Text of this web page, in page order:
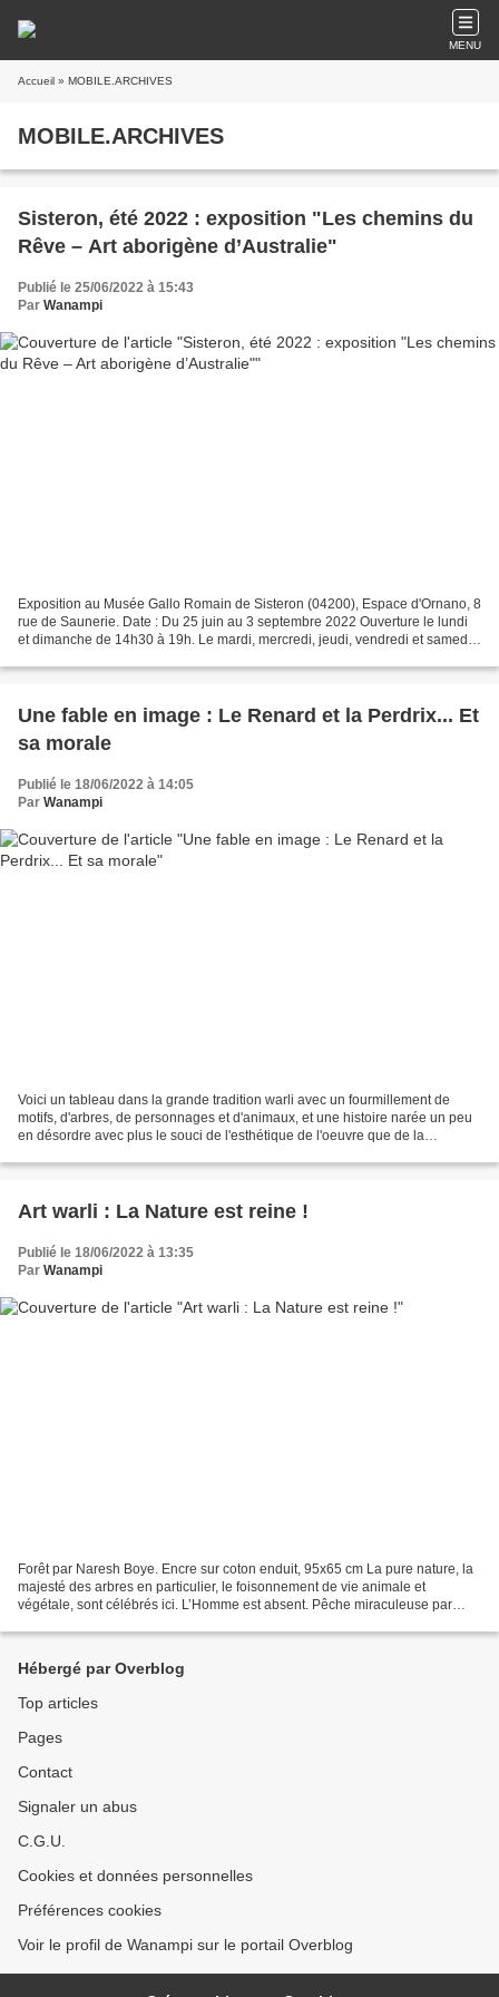
MENU
Accueil » MOBILE.ARCHIVES
MOBILE.ARCHIVES
Sisteron, été 2022 : exposition "Les chemins du
Rêve – Art aborigène d’Australie"
Publié le 25/06/2022 à 15:43
Par Wanampi
Exposition au Musée Gallo Romain de Sisteron (04200), Espace d'Ornano, 8
rue de Saunerie. Date : Du 25 juin au 3 septembre 2022 Ouverture le lundi
et dimanche de 14h30 à 19h. Le mardi, mercredi, jeudi, vendredi et samedi
Une fable en image : Le Renard et la Perdrix... Et
sa morale
Publié le 18/06/2022 à 14:05
Par Wanampi
Voici un tableau dans la grande tradition warli avec un fourmillement de
motifs, d'arbres, de personnages et d'animaux, et une histoire narée un peu
en désordre avec plus le souci de l'esthétique de l'oeuvre que de la
Art warli : La Nature est reine !
Publié le 18/06/2022 à 13:35
Par Wanampi
Forêt par Naresh Boye. Encre sur coton enduit, 95x65 cm La pure nature, la
majesté des arbres en particulier, le foisonnement de vie animale et
végétale, sont célébrés ici. L’Homme est absent. Pêche miraculeuse par
Hébergé par Overblog
Top articles
Pages
Contact
Signaler un abus
C.G.U.
Cookies et données personnelles
Préférences cookies
Voir le profil de Wanampi sur le portail Overblog